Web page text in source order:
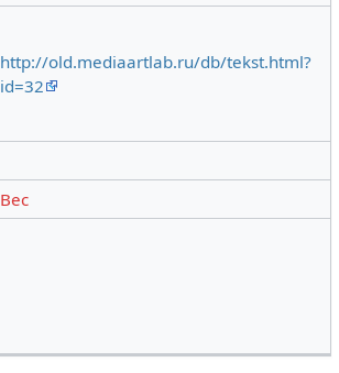
http://old.mediaartlab.ru/db/tekst.html?
id=32
Bec